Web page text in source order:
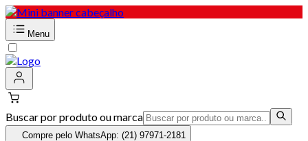
Menu
Buscar por produto ou marca
Compre pelo WhatsApp: (21) 97971-2181